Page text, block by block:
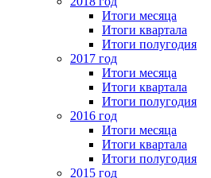
Итоги месяца
Итоги квартала
Итоги полугодия
2017 год
Итоги месяца
Итоги квартала
Итоги полугодия
2016 год
Итоги месяца
Итоги квартала
Итоги полугодия
2015 год